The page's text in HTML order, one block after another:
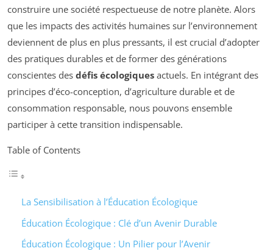
construire une société respectueuse de notre planète. Alors
que les impacts des activités humaines sur l’environnement
deviennent de plus en plus pressants, il est crucial d’adopter
des pratiques durables et de former des générations
conscientes des défis écologiques actuels. En intégrant des
principes d’éco-conception, d’agriculture durable et de
consommation responsable, nous pouvons ensemble
participer à cette transition indispensable.
Table of Contents
La Sensibilisation à l’Éducation Écologique
Éducation Écologique : Clé d’un Avenir Durable
Éducation Écologique : Un Pilier pour l’Avenir